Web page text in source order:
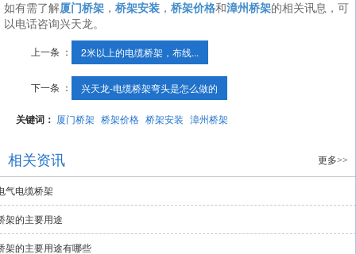
如有需了解厦门桥架， 桥架安装， 桥架价格和漳州桥架的相关讯息，可
以电话咨询兴天龙。
上一条 ： 2米以上的电缆桥架，布线...
下一条 ： 兴天龙-电缆桥架弯头是怎么做的
关键词： 厦门桥架 桥架价格 桥架安装 漳州桥架
相关资讯 更多>>
气电缆桥架
架的主要用途
架的主要用途有哪些